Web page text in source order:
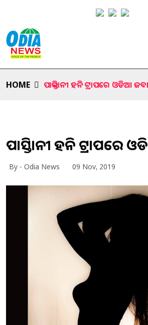
HOME ପାକିସ୍ତାନୀ ହନି ଟ୍ରାପରେ ଓଡିଆ
ପାକିସ୍ତାନୀ ହନି ଟ୍ରାପରେ
By - Odia News 09 Nov, 2019